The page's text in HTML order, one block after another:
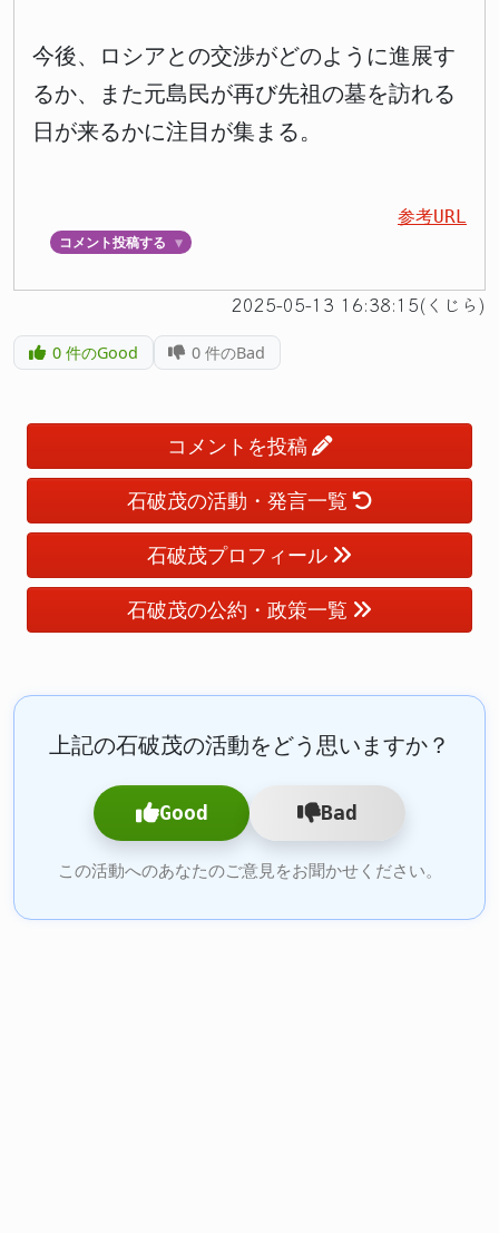
今後、ロシアとの交渉がどのように進展す
るか、また元島民が再び先祖の墓を訪れる
日が来るかに注目が集まる。
参考URL
コメント投稿する ▼
2025-05-13 16:38:15(くじら)
0件のGood 0 件のBad
コメントを投稿
石破茂の活動・発言一覧
石破茂プロフィール
石破茂の公約・政策一覧
上記の石破茂の活動をどう思いますか？
Good Bad
この活動へのあなたのご意見をお聞かせください。